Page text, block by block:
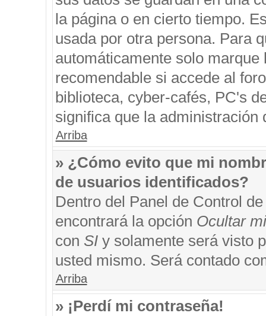
la página o en cierto tiempo.
usada por otra persona. Para
automáticamente solo
recomendable si accede al
biblioteca, cyber-cafés, PC's
significa que la administración
Arriba
» ¿Cómo evito que mi
de usuarios identificados?
Dentro del Panel de Control
encontrará la opción Ocultar
con SIy solamente será visto
usted mismo. Será contado
Arriba
» ¡Perdí mi contraseña!